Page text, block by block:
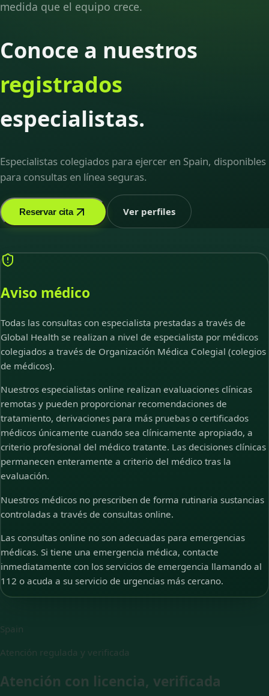
medida que el equipo crece.
Conoce a nuestros
registrados
especialistas.
Especialistas colegiados para ejercer en Spain, disponibles
para consultas en línea seguras.
Reservar cita Ver perfiles
Aviso médico
Todas las consultas con especialista prestadas a través de
Global Health se realizan a nivel de especialista por médicos
colegiados a través de Organización Médica Colegial (colegios
de médicos).
Nuestros especialistas online realizan evaluaciones clínicas
remotas y pueden proporcionar recomendaciones de
tratamiento, derivaciones para más pruebas o certificados
médicos únicamente cuando sea clínicamente apropiado, a
criterio profesional del médico tratante. Las decisiones clínicas
permanecen enteramente a criterio del médico tras la
evaluación.
Nuestros médicos no prescriben de forma rutinaria sustancias
controladas a través de consultas online.
Las consultas online no son adecuadas para emergencias
médicas. Si tiene una emergencia médica, contacte
inmediatamente con los servicios de emergencia llamando al
112 o acuda a su servicio de urgencias más cercano.
Spain
Atención regulada y verificada
Atención con licencia, verificada